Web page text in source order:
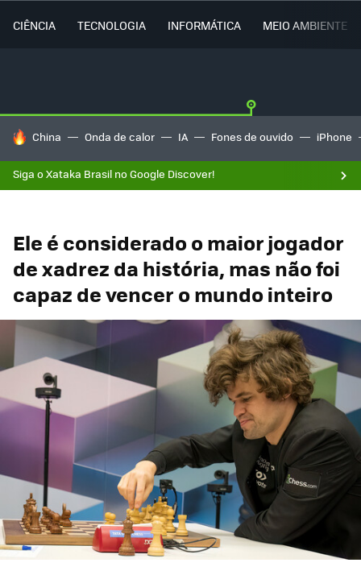
CIÊNCIA TECNOLOGIA INFORMÁTICA MEIO AMBIENTE
TENDÊNCIAS DO DIA
China Onda de calor IA Fones de ouvido iPhone
Siga o Xataka Brasil no Google Discover!
Ele é considerado o maior jogador
de xadrez da história, mas não foi
capaz de vencer o mundo inteiro